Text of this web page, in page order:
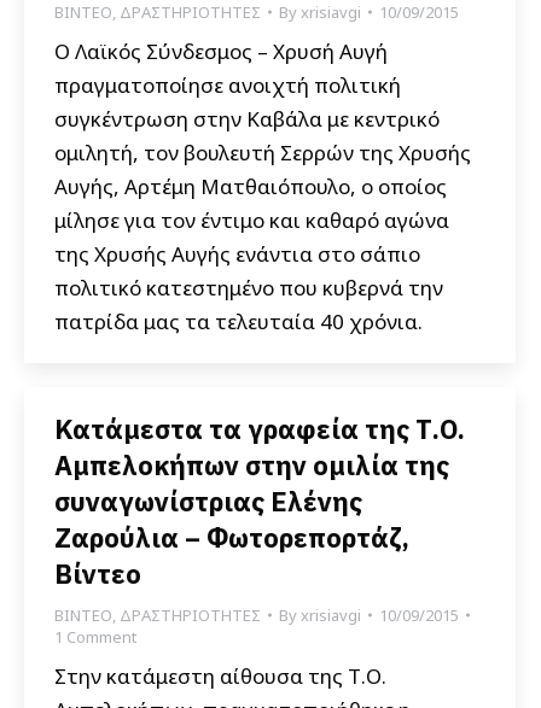
ΒΙΝΤΕΟ, ΔΡΑΣΤΗΡΙΟΤΗΤΕΣ Byxrisiavgi 10/09/2015
O Λαϊκός Σύνδεσμος – Χρυσή Αυγή
πραγματοποίησε ανοιχτή πολιτική
συγκέντρωση στην Καβάλα με κεντρικό
ομιλητή, τον βουλευτή Σερρών της Χρυσής
Αυγής, Αρτέμη Ματθαιόπουλο, ο οποίος
μίλησε για τον έντιμο και καθαρό αγώνα
της Χρυσής Αυγής ενάντια στο σάπιο
πολιτικό κατεστημένο που κυβερνά την
πατρίδα μας τα τελευταία 40 χρόνια.
Κατάμεστα τα γραφεία της Τ.Ο.
Αμπελοκήπων στην ομιλία της
συναγωνίστριας Ελένης
Ζαρούλια – Φωτορεπορτάζ,
Βίντεο
ΒΙΝΤΕΟ, ΔΡΑΣΤΗΡΙΟΤΗΤΕΣ Byxrisiavgi
10/09/2015
1 Comment
Στην κατάμεστη αίθουσα της Τ.Ο.